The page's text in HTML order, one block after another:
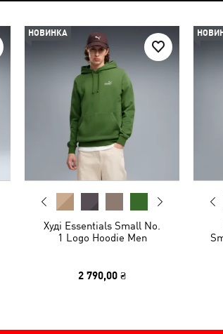
НОВИНКА
Худі Essentials Small No.
1 Logo Hoodie Men
2 790,00 ₴